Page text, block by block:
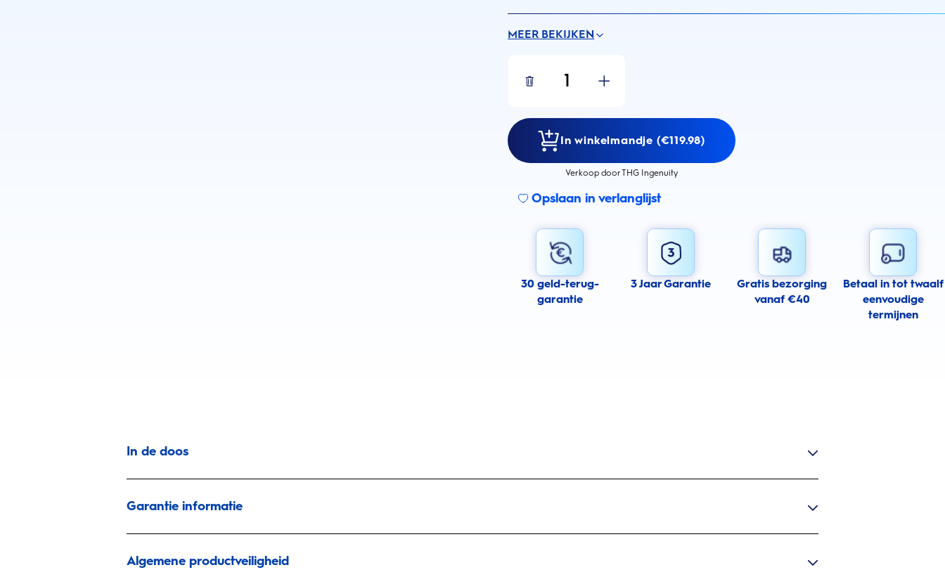
MEER BEKIJKEN
1
In winkelmandje (€119.98)
Verkoop door THG Ingenuity
Opslaan in verlanglijst
30 geld-terug-
garantie
3 Jaar Garantie
Gratis bezorging
vanaf €40
Betaal in tot twaalf
eenvoudige
termijnen
In de doos
Garantie informatie
Algemene productveiligheid